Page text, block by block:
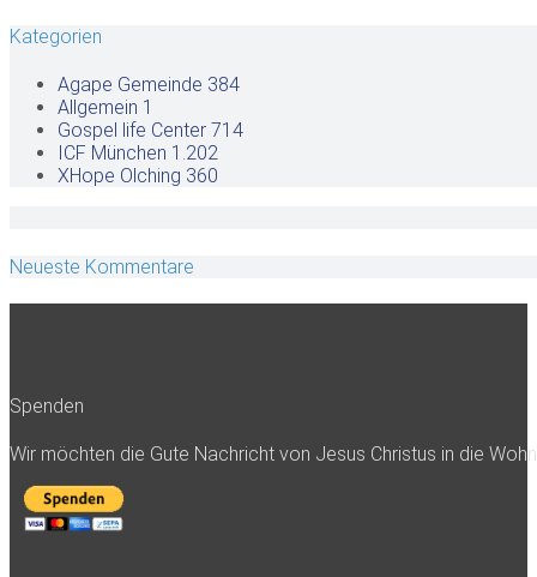
Kategorien
Agape Gemeinde 384
Allgemein 1
Gospel life Center 714
ICF München 1.202
XHope Olching 360
Neueste Kommentare
Spenden
Wir möchten die Gute Nachricht von Jesus Christus in die